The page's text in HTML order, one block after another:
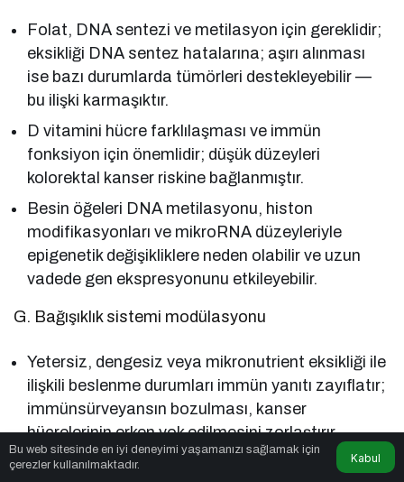
Folat, DNA sentezi ve metilasyon için gereklidir;
eksikliği DNA sentez hatalarına; aşırı alınması
ise bazı durumlarda tümörleri destekleyebilir —
bu ilişki karmaşıktır.
D vitamini hücre farklılaşması ve immün
fonksiyon için önemlidir; düşük düzeyleri
kolorektal kanser riskine bağlanmıştır.
Besin öğeleri DNA metilasyonu, histon
modifikasyonları ve mikroRNA düzeyleriyle
epigenetik değişikliklere neden olabilir ve uzun
vadede gen ekspresyonunu etkileyebilir.
G. Bağışıklık sistemi modülasyonu
Yetersiz, dengesiz veya mikronutrient eksikliği ile
ilişkili beslenme durumları immün yanıtı zayıflatır;
immünsürveyansın bozulması, kanser
hücrelerinin erken yok edilmesini zorlaştırır.
Kanser Türleri (GI)
Bu web sitesinde en iyi deneyimi yaşamanızı sağlamak için
çerezler kullanılmaktadır.
Kabul